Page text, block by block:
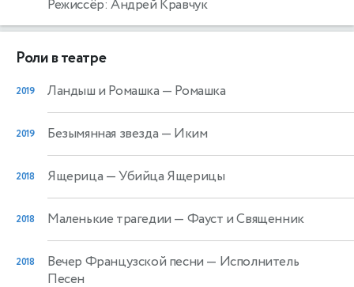
Режиссёр: Андрей Кравчук
Роли в театре
2019 Ландыш и Ромашка — Ромашка
2019 Безымянная звезда — Иким
2018 Ящерица — Убийца Ящерицы
2018 Маленькие трагедии — Фауст и Священник
2018 Вечер Французской песни — Исполнитель
Песен